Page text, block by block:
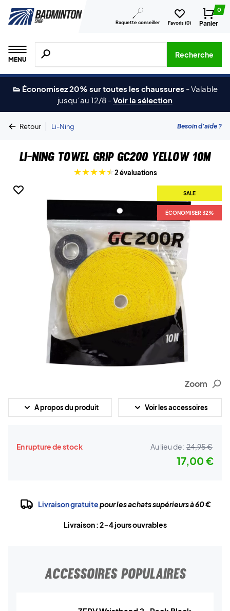
Raquette conseiller Favoris (0)
0
Panier
MENU
Recherche de produits, de marques, etc.
Recherche
👟 Économisez 20% sur toutes les chaussures -Valable
jusqu´au 12/8 -Voir la sélection
Retour | Li-Ning Besoin d'aide ?
Li-Ning Towel Grip GC200 Yellow 10M
2 évaluations
SALE
ÉCONOMISER 32%
Zoom
A propos du produit Voir les accessoires
En rupture de stock Au lieu de: 24,95 €
17,00 €
Livraison gratuitepour les achats supérieurs à 60 €
Livraison : 2-4 jours ouvrables
ACCESSOIRES POPULAIRES